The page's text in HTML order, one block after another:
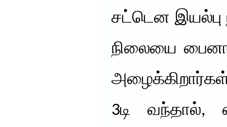
சட்டென இயல்பு
நிலையை
3டி வந்தால்,